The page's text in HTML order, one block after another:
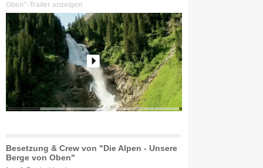
Oben"-Trailer anzeigen
Besetzung & Crew von "Die Alpen - Unsere
Berge von Oben"